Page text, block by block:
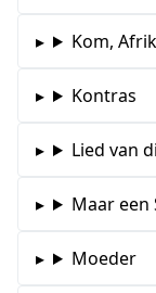
Kom,
Kontras
Lied van
Maar een
Moeder